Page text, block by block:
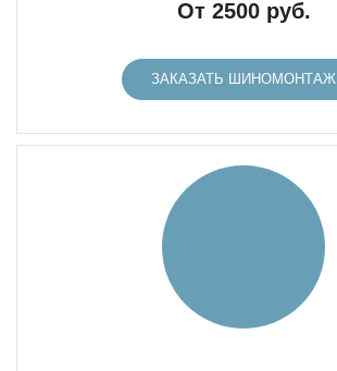
От 2500 руб.
ЗАКАЗАТЬ ШИНОМОНТАЖ